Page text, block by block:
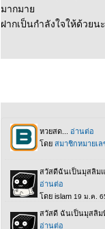
มากมา
ฝากเป็นกำลังใจให้ด้วยน